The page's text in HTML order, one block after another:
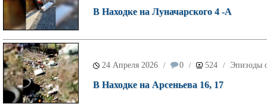
В Находке на Луначарского 4 -А
24 Апреля 2026 / 0 / 524 / Эпизоды
В Находке на Арсеньева 16, 17